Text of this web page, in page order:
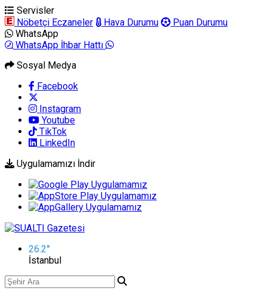
Servisler
Nöbetçi Eczaneler
Hava Durumu
Puan Durumu
WhatsApp
WhatsApp İhbar Hattı
Sosyal Medya
Facebook
Instagram
Youtube
TikTok
LinkedIn
Uygulamamızı İndir
26.2°
İstanbul